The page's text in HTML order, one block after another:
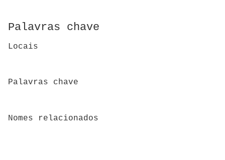
Palavras chave
Locais
Palavras chave
Nomes relacionados